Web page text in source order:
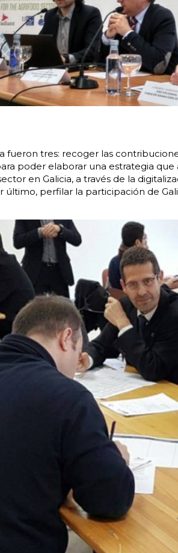
fueron tres: recoger las
poder elaborar una estrategia
en Galicia, a través de la
último, perfilar la participación de